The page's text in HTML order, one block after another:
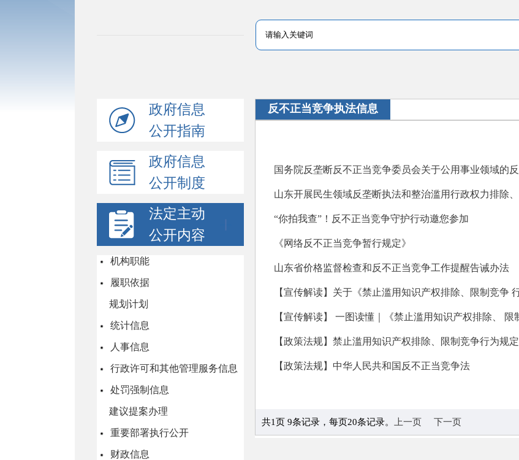
政府信息
公开指南
政府信息
公开制度
法定主动
公开内容
机构职能
履职依据
规划计划
统计信息
人事信息
行政许可和其他管理服务信息
处罚强制信息
建议提案办理
重要部署执行公开
财政信息